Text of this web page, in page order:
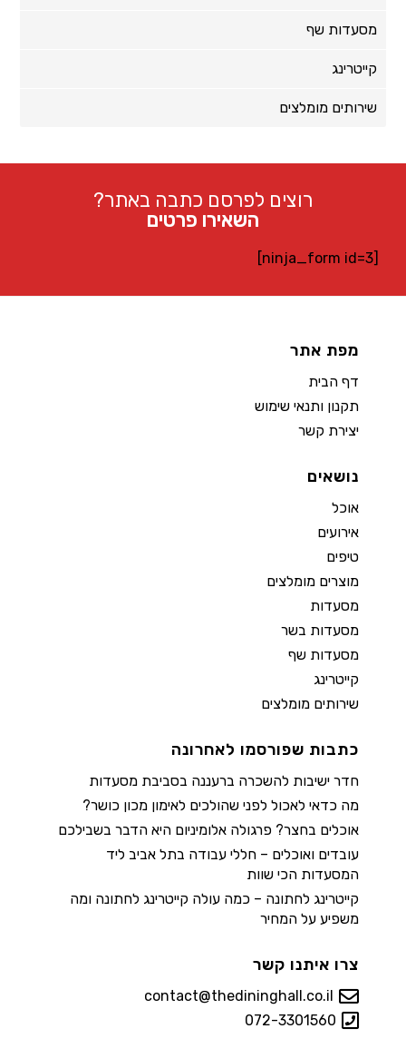
מסעדות שף
קייטרינג
שירותים מומלצים
רוצים לפרסם כתבה באתר?
השאירו פרטים
[ninja_form id=3]
מפת אתר
דף הבית
תקנון ותנאי שימוש
יצירת קשר
נושאים
אוכל
אירועים
טיפים
מוצרים מומלצים
מסעדות
מסעדות בשר
מסעדות שף
קייטרינג
שירותים מומלצים
כתבות שפורסמו לאחרונה
חדר ישיבות להשכרה ברעננה בסביבת מסעדות
מה כדאי לאכול לפני שהולכים לאימון מכון כושר?
אוכלים בחצר? פרגולה אלומיניום היא הדבר בשבילכם
עובדים ואוכלים – חללי עבודה בתל אביב ליד
המסעדות הכי שוות
קייטרינג לחתונה – כמה עולה קייטרינג לחתונה ומה
משפיע על המחיר
צרו איתנו קשר
contact@thedininghall.co.il
072-3301560